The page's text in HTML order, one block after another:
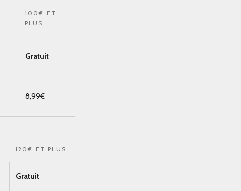
100€ ET
PLUS
Gratuit
8,99€
120€ ET PLUS
Gratuit